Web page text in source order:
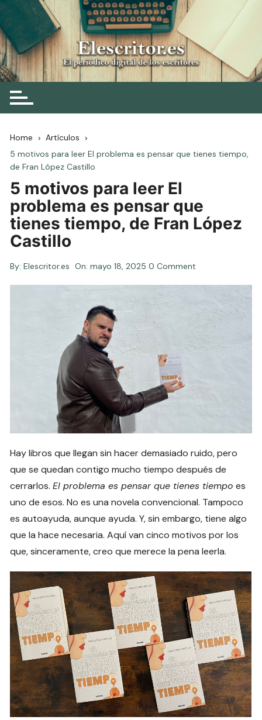
Skip
to
content
Elescritor.es
El periódico digital de los escritores
Home
Artículos
5 motivos para leer El problema es pensar que tienes tiempo,
de Fran López Castillo
5 motivos para leer El
problema es pensar que
tienes tiempo, de Fran López
Castillo
By: Elescritor.es On:mayo 18, 2025 0 Comment
Hay libros que llegan sin hacer demasiado ruido, pero
que se quedan contigo mucho tiempo después de
cerrarlos.El problema es pensar que tienes tiempo es
uno de esos. No es una novela convencional. Tampoco
es autoayuda, aunque ayuda. Y, sin embargo, tiene algo
que la hace necesaria. Aquí van cinco motivos por los
que, sinceramente, creo que merece la pena leerla.